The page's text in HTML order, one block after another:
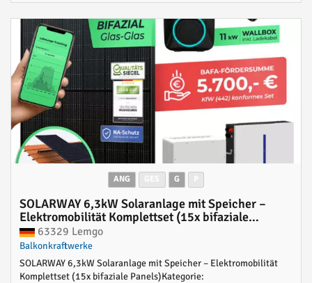
ANG G
SOLARWAY 6,3kW Solaranlage mit Speicher –
Elektromobilität Komplettset (15x bifaziale
Panels), Deye SUN-6K-SG04LP3 (6 kW Ausgang),
Go-e 11 kW Wallbox + Controller, Deye 6 kWh
Speicher, inkl. Montagesystem, App & WiFi | BAFA
KfW 442 konform
63329 Lemgo
Balkonkraftwerke
SOLARWAY 6,3kW Solaranlage mit Speicher – Elektromobilität
Komplettset (15x bifaziale Panels)Kategorie: